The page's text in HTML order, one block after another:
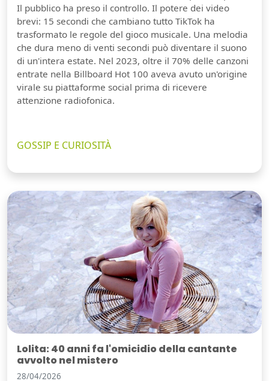
Il pubblico ha preso il controllo. Il potere dei video
brevi: 15 secondi che cambiano tutto TikTok ha
trasformato le regole del gioco musicale. Una melodia
che dura meno di venti secondi può diventare il suono
di un'intera estate. Nel 2023, oltre il 70% delle canzoni
entrate nella Billboard Hot 100 aveva avuto un'origine
virale su piattaforme social prima di ricevere
attenzione radiofonica.
GOSSIP E CURIOSITÀ
Lolita: 40 anni fa l'omicidio della cantante
avvolto nel mistero
28/04/2026